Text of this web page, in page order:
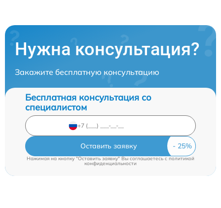
Нужна консультация?
Закажите бесплатную консультацию
Бесплатная консультация со
специалистом
Оставить заявку
Нажимая на кнопку "Оставить заявку" Вы соглашаетесь cполитикой
конфиденциальности